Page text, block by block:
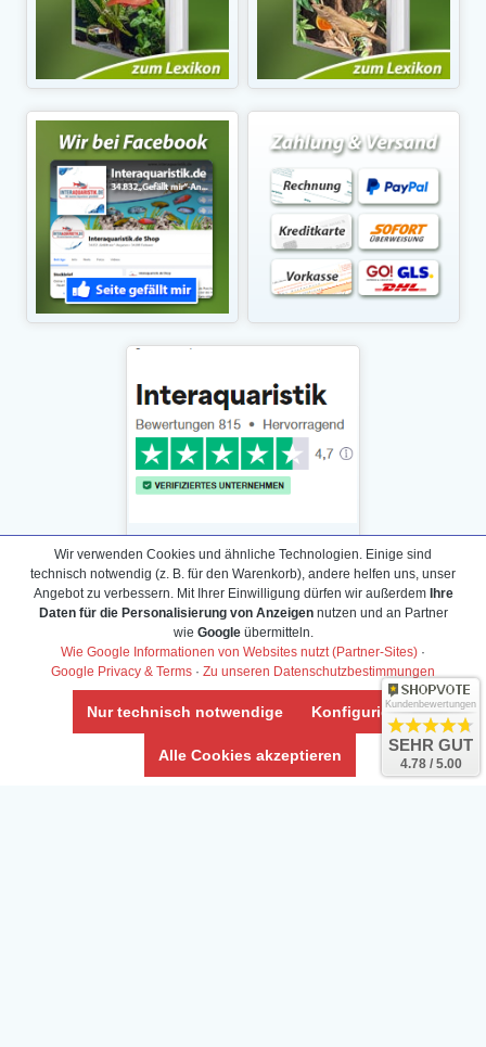
Daten­schutz­erklärung
Widerrufs­recht /Widerrufs­formular
AGB & Info
Impressum
Umwelt und Entsorgung
Vertrag widerrufen
Wir verwenden Cookies und ähnliche Technologien. Einige sind
technisch notwendig (z. B. für den Warenkorb), andere helfen uns, unser
Angebot zu verbessern. Mit Ihrer Einwilligung dürfen wir außerdem Ihre
Daten für die Personalisierung von Anzeigennutzen und an Partner
wie Googleübermitteln.
Wie Google Informationen von Websites nutzt (Partner-Sites) ·
Google Privacy & Terms · Zu unseren Datenschutzbestimmungen
Nur technisch notwendige Konfigurieren
Alle Cookies akzeptieren
Kundenbewertungen
SEHR GUT
4.78 / 5.00